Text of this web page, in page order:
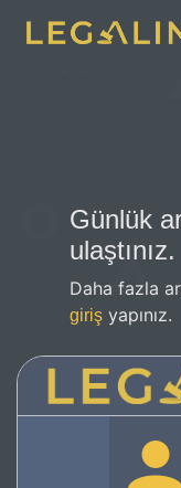
Günlük
ulaştınız.
Daha fazla
giriş yapınız.